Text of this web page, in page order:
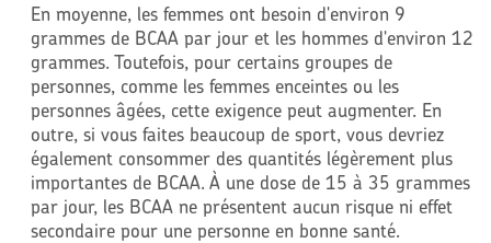
En moyenne, les femmes ont besoin d'environ 9
grammes de BCAA par jour et les hommes d'environ 12
grammes. Toutefois, pour certains groupes de
personnes, comme les femmes enceintes ou les
personnes âgées, cette exigence peut augmenter. En
outre, si vous faites beaucoup de sport, vous devriez
également consommer des quantités légèrement plus
importantes de BCAA. À une dose de 15 à 35 grammes
par jour, les BCAA ne présentent aucun risque ni effet
secondaire pour une personne en bonne santé.